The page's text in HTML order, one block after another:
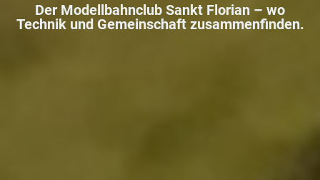
Der Modellbahnclub Sankt Florian – wo
Technik und Gemeinschaft zusammenfinden.